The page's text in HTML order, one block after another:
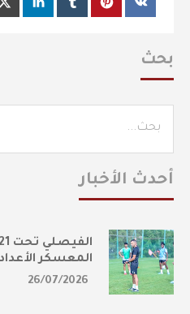
بحث
أحدث الأخبار
المعسكر
26/07/2026